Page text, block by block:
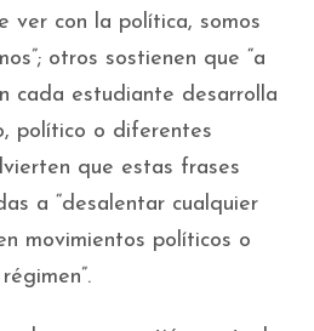
ver con la política, somos
otros sostienen que “a
cada estudiante desarrolla
político o diferentes
que estas frases
a “desalentar cualquier
movimientos políticos o